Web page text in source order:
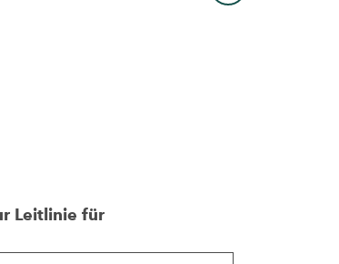
Leitlinie für